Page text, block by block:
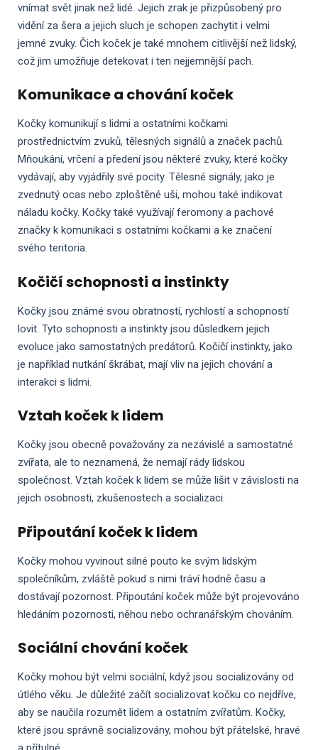
vnímat svět jinak než lidé. Jejich zrak je přizpůsobený pro
vidění za šera a jejich sluch je schopen zachytit i velmi
jemné zvuky. Čich koček je také mnohem citlivější než lidský,
což jim umožňuje detekovat i ten nejjemnější pach.
Komunikace a chování koček
Kočky komunikují s lidmi a ostatními kočkami
prostřednictvím zvuků, tělesných signálů a značek pachů.
Mňoukání, vrčení a předení jsou některé zvuky, které kočky
vydávají, aby vyjádřily své pocity. Tělesné signály, jako je
zvednutý ocas nebo zploštěné uši, mohou také indikovat
náladu kočky. Kočky také využívají feromony a pachové
značky k komunikaci s ostatními kočkami a ke značení
svého teritoria.
Kočičí schopnosti a instinkty
Kočky jsou známé svou obratností, rychlostí a schopností
lovit. Tyto schopnosti a instinkty jsou důsledkem jejich
evoluce jako samostatných predátorů. Kočičí instinkty, jako
je například nutkání škrábat, mají vliv na jejich chování a
interakci s lidmi.
Vztah koček k lidem
Kočky jsou obecně považovány za nezávislé a samostatné
zvířata, ale to neznamená, že nemají rády lidskou
společnost. Vztah koček k lidem se může lišit v závislosti na
jejich osobnosti, zkušenostech a socializaci.
Připoutání koček k lidem
Kočky mohou vyvinout silné pouto ke svým lidským
společníkům, zvláště pokud s nimi tráví hodně času a
dostávají pozornost. Připoutání koček může být projevováno
hledáním pozornosti, něhou nebo ochranářským chováním.
Sociální chování koček
Kočky mohou být velmi sociální, když jsou socializovány od
útlého věku. Je důležité začít socializovat kočku co nejdříve,
aby se naučila rozumět lidem a ostatním zvířatům. Kočky,
které jsou správně socializovány, mohou být přátelské, hravé